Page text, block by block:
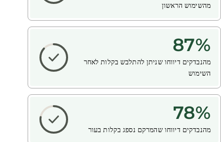
מהשימוש הראשון
87%
מהנבדקים דיווחו שניתן להתלבש בקלות לאחר
השימוש
78%
מהנבדקים דיווחו שהמרקם נספג בקלות בעור